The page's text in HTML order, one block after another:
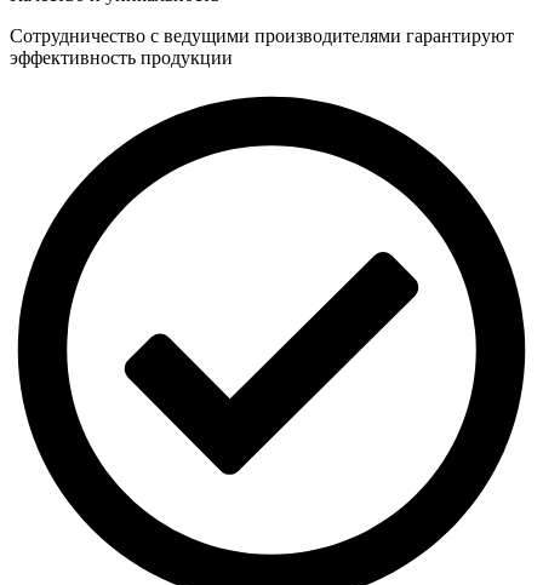
Сотрудничество с ведущими производителями гарантируют
эффективность продукции